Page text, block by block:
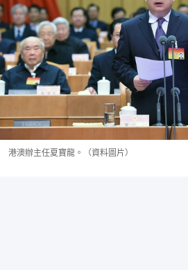
港澳辦主任夏寶龍。（資料圖片）